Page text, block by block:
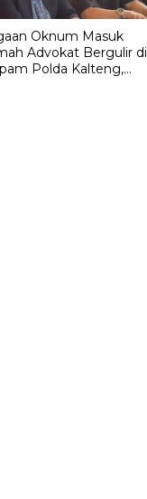
Oknum Masuk
Advokat Bergulir di
Polda Kalteng,